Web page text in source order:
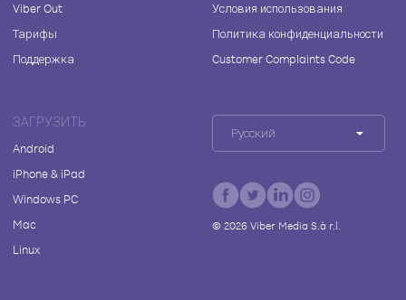
Viber Out
Тарифы
Поддержка
Условия использования
Политика конфиденциальности
Customer Complaints Code
ЗАГРУЗИТЬ
Android
iPhone & iPad
Windows PC
Mac
Linux
Русский
© 2026Viber Media S.à r.l.